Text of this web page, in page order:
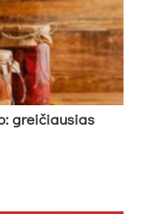
greičiausias